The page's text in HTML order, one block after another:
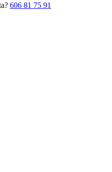
606 81 75 91